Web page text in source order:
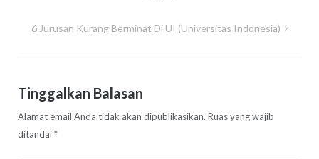
6 Jurusan Kurang Berminat Di UI (Universitas Indonesia)
Tinggalkan Balasan
Alamat email Anda tidak akan dipublikasikan. Ruas yang wajib
ditandai*